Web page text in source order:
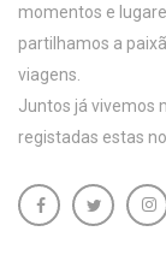
momentos e
partilhamos a
viagens.
Juntos já vivemos
registadas estas